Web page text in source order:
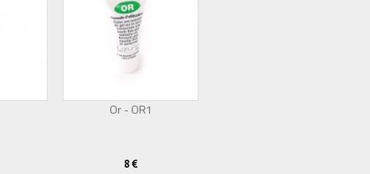
Or - OR1
8 €